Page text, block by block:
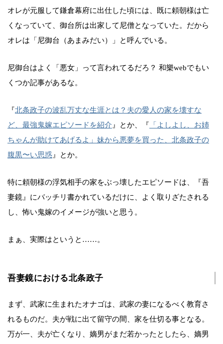
オレが元服して鎌倉幕府に出仕した頃には、既に頼朝様は亡
くなっていて、御台所は出家して尼僧となっていた。だから
オレは「尼御台（あまみだい）」と呼んでいる。
尼御台はよく「悪女」って言われてるだろ？ 和樂webでもい
くつか記事があるな。
『北条政子の波乱万丈な生涯とは？夫の愛人の家を壊すな
ど、最強鬼嫁エピソードを紹介 』とか、『 「よしよし、お姉
ちゃんが助けてあげるよ」妹から悪夢を買った、北条政子の
腹黒〜い思惑 』とか。
特に頼朝様の浮気相手の家をぶっ壊したエピソードは、『吾
妻鏡』にバッチリ書かれているだけに、よく取りざたされる
し、怖い鬼嫁のイメージが強いと思う。
まぁ、実際はというと……。
吾妻鏡における北条政子
まず、武家に生まれたオナゴは、武家の妻になるべく教育さ
れるものだ。夫が戦に出て留守の間、家を仕切る事となる。
万が一、夫が亡くなり、嫡男がまだ若かったとしたら、嫡男